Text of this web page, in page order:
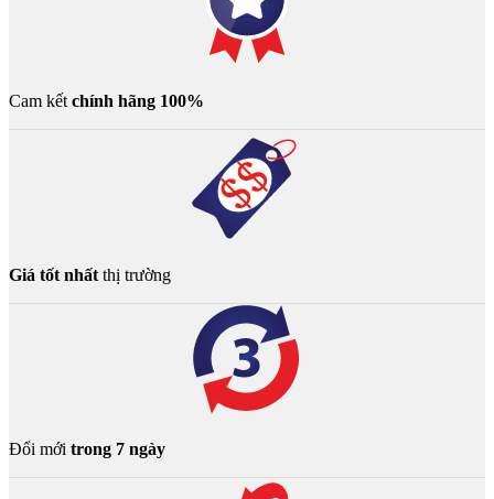
Cam kết chính hãng 100%
Giá tốt nhất thị trường
Đổi mới trong 7 ngày